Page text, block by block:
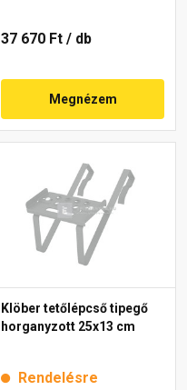
37 670 Ft / db
Megnézem
Klöber tetőlépcső tipegő
horganyzott 25x13 cm
Rendelésre